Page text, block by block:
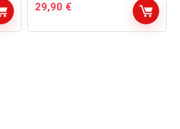
29,90 €